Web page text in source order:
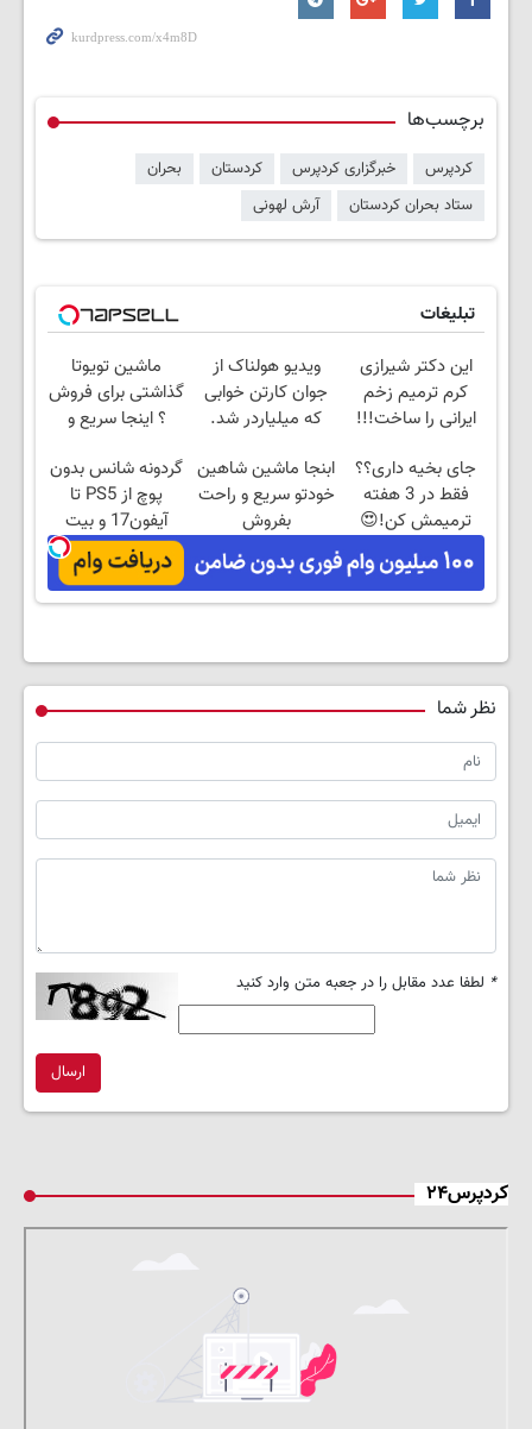
برچسب‌ها
کردپرس خبرگزاری کردپرس کردستان
بحران
ستاد بحران کردستان
آرش لهونی
تبلیغات
این دکتر شیرازی
کرم ترمیم زخم
ایرانی را ساخت!!!
ویدیو هولناک از
جوان کارتن خوابی
که میلیاردر شد.
ماشین تویوتا
گذاشتی برای فروش
؟ اینجا سریع و
جای بخیه داری؟؟
فقط در 3 هفته
ترمیمش کن!😍
ابنجا ماشین شاهین
خودتو سریع و راحت
بفروش
گردونه شانس بدون
پوچ از PS5 تا
آیفون17 و بیت
کوین 🔥
نظر شما
* لطفا عدد مقابل را در جعبه متن وارد کنید
ارسال
کردپرس۲۴